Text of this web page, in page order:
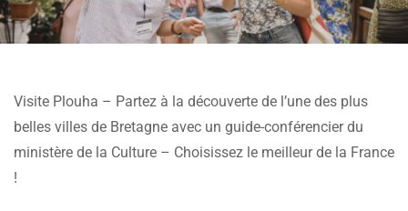
Visite Plouha – Partez à la découverte de l’une des plus
belles villes de Bretagne avec un guide-conférencier du
ministère de la Culture – Choisissez le meilleur de la France
!